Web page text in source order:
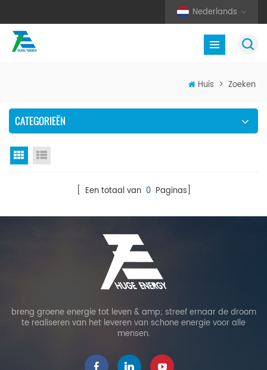
Nederlands
Huis > Zoeken
CATEGORIEËN
Rasterweergave
[ Een totaal van 0Paginas]
breng groene energie tot leven & amp; streef ernaar de droom
te realiseren van het leveren van schone energie voor alle
mensen.